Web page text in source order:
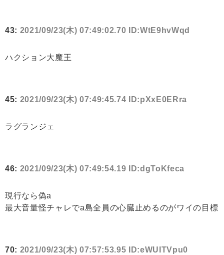
43: 2021/09/23(木) 07:49:02.70 ID:WtE9hvWqd
ハクション大魔王
45: 2021/09/23(木) 07:49:45.74 ID:pXxE0ERra
ラグランジェ
46: 2021/09/23(木) 07:49:54.19 ID:dgToKfeca
現行なら偽a
最大音量怪チャレでa島全員の心臓止めるのがワイの目標
70: 2021/09/23(木) 07:57:53.95 ID:eWUITVpu0